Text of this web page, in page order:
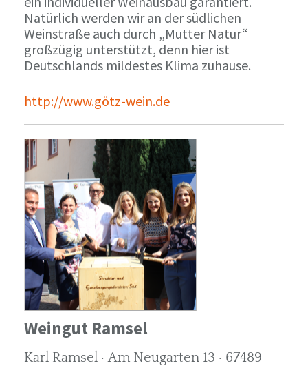
Natürlich werden wir an der südlichen
Weinstraße auch durch „Mutter Natur“
großzügig unterstützt, denn hier ist
Deutschlands mildestes Klima zuhause.
http://www.götz-wein.de
Weingut Ramsel
Karl Ramsel · Am Neugarten 13 · 67489